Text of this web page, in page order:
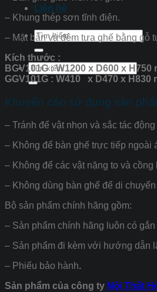
Liên hệ
Tìm
kiếm:
Tìm
kiếm:
– Khung thép sơn tĩnh điện.
– Mặt bàn và đệm tựa ghế bằng gỗ
Kích thước :
BGV101G : W1200 x D600 x H750
GGV101G : W410 x D470 x H830
Khuyến cáo sử dụng sản
– Tránh để vật nhọn và sắc tác
– Không để bàn ghế trực tiếp
– Không để các vật nặng to và
– Không dùng bàn ghế để di
Bộ sản phẩm chính hãng gồm:
– Sản phẩm chính hãng luôn có
– Sản phẩm đi kèm với hướng dẫn
– Phiếu bảo hành.
Sản phẩm của công ty Nội Thất